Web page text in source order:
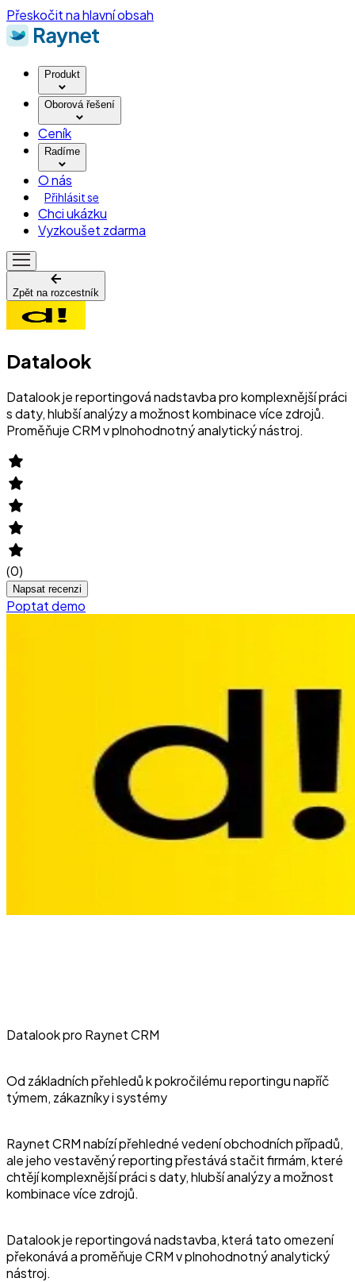
Přeskočit na hlavní obsah
Produkt
Oborová řešení
Ceník
Radíme
O nás
Přihlásit se
Chci ukázku
Vyzkoušet zdarma
Zpět na rozcestník
Datalook
Datalook je reportingová nadstavba pro komplexnější práci
s daty, hlubší analýzy a možnost kombinace více zdrojů.
Proměňuje CRM v plnohodnotný analytický nástroj.
(0)
Napsat recenzi
Poptat demo
Datalook pro Raynet CRM
Od základních přehledů k pokročilému reportingu napříč
týmem, zákazníky i systémy
Raynet CRM nabízí přehledné vedení obchodních případů,
ale jeho vestavěný reporting přestává stačit firmám, které
chtějí komplexnější práci s daty, hlubší analýzy a možnost
kombinace více zdrojů.
Datalook je reportingová nadstavba, která tato omezení
překonává a proměňuje CRM v plnohodnotný analytický
nástroj.